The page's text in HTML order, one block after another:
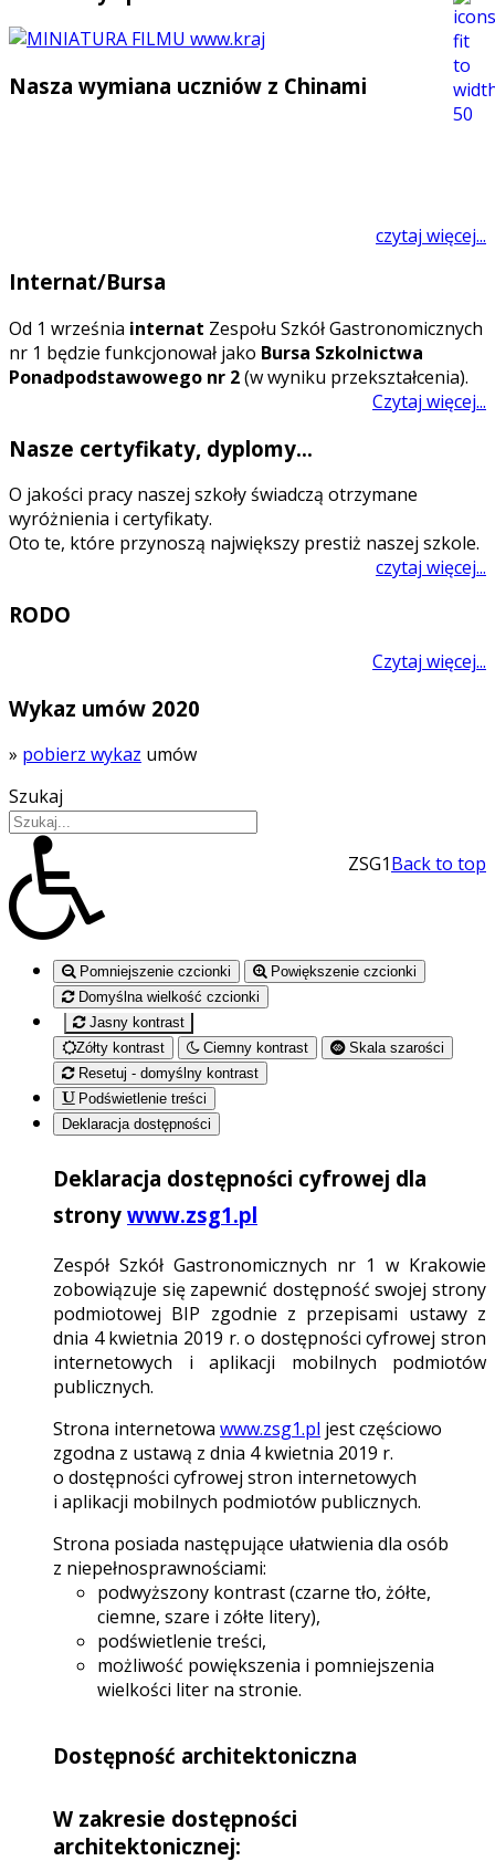
Nasza wymiana uczniów z Chinami
czytaj więcej...
Internat/Bursa
Od 1 września internat Zespołu Szkół Gastronomicznych
nr 1 będzie funkcjonował jako Bursa Szkolnictwa
Ponadpodstawowego nr 2(w wyniku przekształcenia).
Czytaj więcej...
Nasze certyfikaty, dyplomy...
O jakości pracy naszej szkoły świadczą otrzymane
wyróżnienia i certyfikaty.
Oto te, które przynoszą największy prestiż naszej szkole.
czytaj więcej...
RODO
Czytaj więcej...
Wykaz umów 2020
» pobierz wykaz umów
Szukaj
Back to top
ZSG1
Pomniejszenie czcionki
Powiększenie czcionki
Domyślna wielkość czcionki
Jasny kontrast
Zółty kontrast
Ciemny kontrast
Skala szarości
Resetuj - domyślny kontrast
Podświetlenie treści
Deklaracja dostępności
Deklaracja dostępności cyfrowej dla
strony www.zsg1.pl
Zespół Szkół Gastronomicznych nr 1 w Krakowie
zobowiązuje się zapewnić dostępność swojej strony
podmiotowej BIP zgodnie z przepisami ustawy z
dnia 4 kwietnia 2019 r. o dostępności cyfrowej stron
internetowych i aplikacji mobilnych podmiotów
publicznych.
Strona internetowa www.zsg1.pl jest częściowo
zgodna z ustawą z dnia 4 kwietnia 2019 r.
o dostępności cyfrowej stron internetowych
i aplikacji mobilnych podmiotów publicznych.
Strona posiada następujące ułatwienia dla osób
z niepełnosprawnościami:
podwyższony kontrast (czarne tło, żółte,
ciemne, szare i zółte litery),
podświetlenie treści,
możliwość powiększenia i pomniejszenia
wielkości liter na stronie.
Dostępność architektoniczna
W zakresie dostępności
architektonicznej: